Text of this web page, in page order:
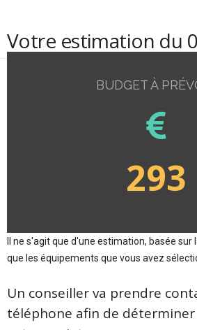
Votre estimation du
BUDGET À
293
Il ne s'agit que d'une estimation, basée sur
que les équipements que vous avez
Un conseiller va prendre
téléphone afin de déterminer